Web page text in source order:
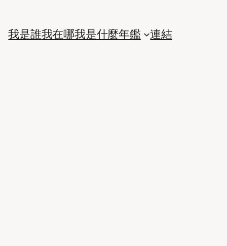
我是誰我在哪我是什麼年鑑 連結